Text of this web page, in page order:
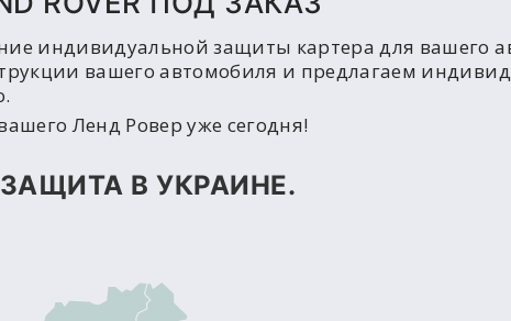
индивидуальной защиты картера для вашего
вашего автомобиля и предлагаем
Ленд Ровер уже сегодня!
В УКРАИНЕ.